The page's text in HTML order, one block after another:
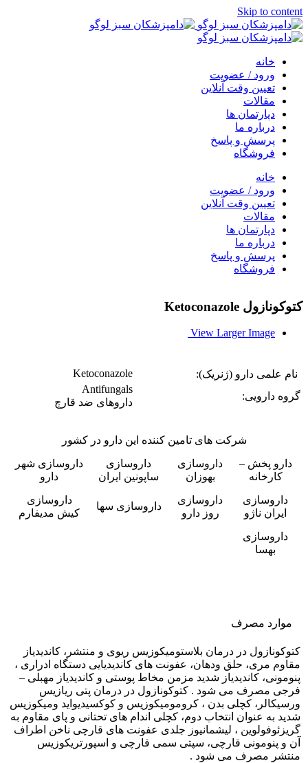
Skip to content
خانه
ورود / عضویت
تعیین وقت آنلاین
مقالات
دپارتمان ها
درباره ما
پرسش و پاسخ
فروشگاه
خانه
ورود / عضویت
تعیین وقت آنلاین
مقالات
دپارتمان ها
درباره ما
پرسش و پاسخ
فروشگاه
کتوکونازول Ketoconazole
View Larger Image
نام علمی دارو (ژنریک):
Ketoconazole
گروه دارویی:
Antifungals
داروهای ضد قارچ
شرکت های تامین کننده این دارو در کشور
دارو پخش –
کارخانه
داروسازی
بهوزان
داروسازی
ساپونین ایران
داروسازی شهر
دارو
داروسازی
ایران ناژو
داروسازی
روز دارو
داروسازی سها
داروسازی
کیش مدیفارم
داروسازی
بهسا
موارد مصرف
کتوکونازول در درمان بلاستومیکوزیس ریوی و منتشر، کاندیدیاز
مقاوم مری، حلق ودهان، عفونت های کاندیدیایی دستگاه ادراری ،
پنومونی، کاندیدیاز شدید مزمن مخاط پوستی و کاندیدیاز مهبلی –
فرجی مصرف می شود . کتوکونازول در درمان پتی ریازیس
ورسیکالر، کچلی بدن ، کرومومیکوزیس و کوکسیدیواید ومیکوزیس
شدید به عنوان انتخاب دوم، کچلی اندام های تحتانی و پای مقاوم به
گریزئوفولوین ، لیشمانیوز جلدی عفونت های قارچی ناخن اطراف
آن و پنومونی قارچی، سپتی سمی قارچی و اسپورتریکوزیس
منتشر مصرف می شود .